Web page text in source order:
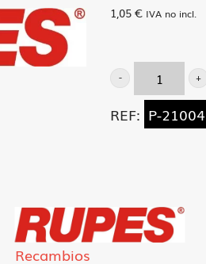
1,05 € IVA no incl.
Puntas
Allen
cantidad
REF: P-21004
Recambios